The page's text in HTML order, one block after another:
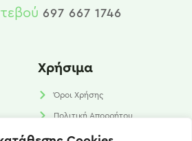
697 667 1746
Χρήσιμα
Όροι Χρήσης
Πολιτική Απορρήτου
Πολιτική Cookies​